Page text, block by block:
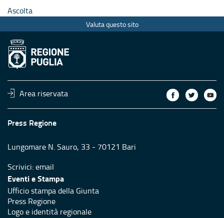
Ascolta
Valuta questo sito
Area riservata
Press Regione
Lungomare N. Sauro, 33 - 70121 Bari
Scrivici:email
Eventi e Stampa
Ufficio stampa della Giunta
Press Regione
Logo e identità regionale